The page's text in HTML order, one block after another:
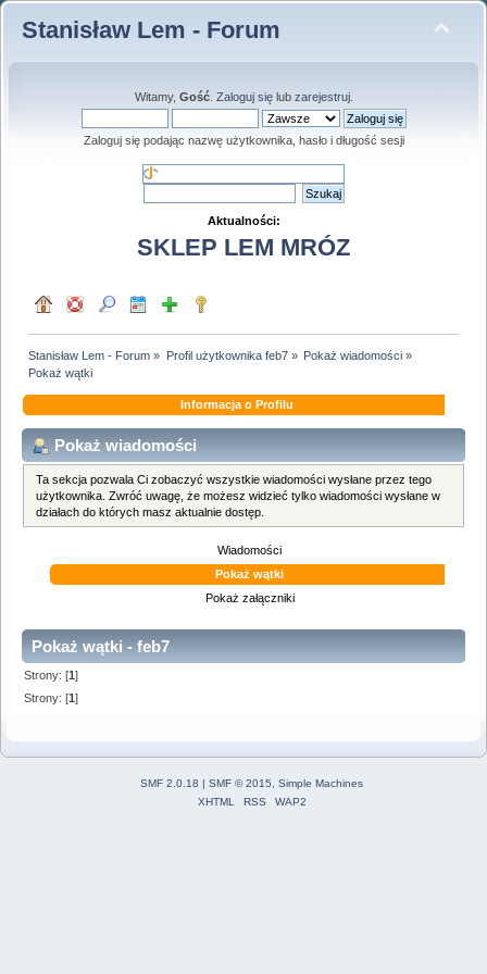
Stanisław Lem - Forum
Witamy, Gość. Zaloguj sięlub zarejestruj.
Zaloguj się podając nazwę użytkownika, hasło i długość sesji
Aktualności:
SKLEP LEM MRÓZ
Stanisław Lem - Forum » Profil użytkownika feb7» Pokaż wiadomości»
Pokaż wątki
Informacja o Profilu
Pokaż wiadomości
Ta sekcja pozwala Ci zobaczyć wszystkie wiadomości wysłane przez tego
użytkownika. Zwróć uwagę, że możesz widzieć tylko wiadomości wysłane w
działach do których masz aktualnie dostęp.
Wiadomości
Pokaż wątki
Pokaż załączniki
Pokaż wątki - feb7
Strony: [1]
Strony: [1]
SMF 2.0.18 | SMF © 2015
Simple Machines
XHTML
RSS WAP2